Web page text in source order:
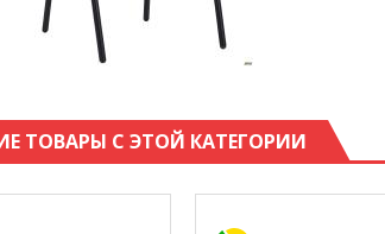
ТОВАРЫ С ЭТОЙ КАТЕГОРИИ